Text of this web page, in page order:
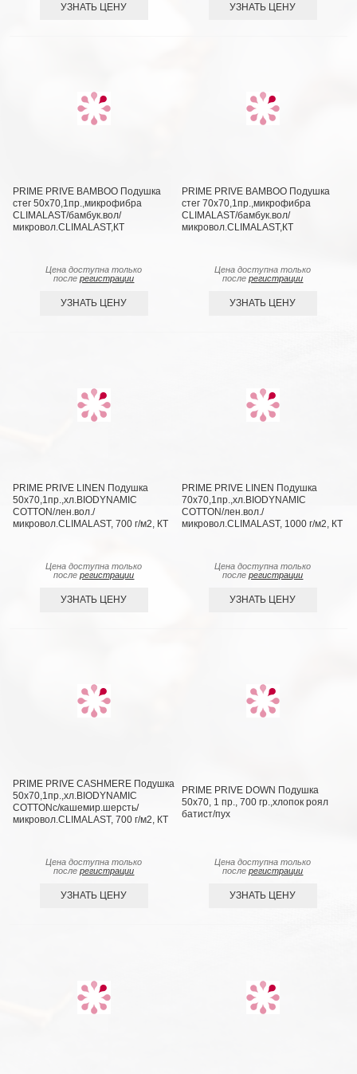
УЗНАТЬ ЦЕНУ УЗНАТЬ ЦЕНУ
PRIME PRIVE BAMBOO Подушка
стег 50х70,1пр.,микрофибра
CLIMALAST/бамбук.вол/
микровол.CLIMALAST,КТ
Цена доступна только
послерегистрации
УЗНАТЬ ЦЕНУ
PRIME PRIVE BAMBOO Подушка
стег 70х70,1пр.,микрофибра
CLIMALAST/бамбук.вол/
микровол.CLIMALAST,КТ
Цена доступна только
послерегистрации
УЗНАТЬ ЦЕНУ
PRIME PRIVE LINEN Подушка
50х70,1пр.,хл.BIODYNAMIC
COTTON/лен.вол./
микровол.CLIMALAST, 700 г/м2, КТ
Цена доступна только
послерегистрации
УЗНАТЬ ЦЕНУ
PRIME PRIVE LINEN Подушка
70х70,1пр.,хл.BIODYNAMIC
COTTON/лен.вол./
микровол.CLIMALAST, 1000 г/м2, КТ
Цена доступна только
послерегистрации
УЗНАТЬ ЦЕНУ
PRIME PRIVE CASHMERE Подушка
50х70,1пр.,хл.BIODYNAMIC
COTTONc/кашемир.шерсть/
микровол.CLIMALAST, 700 г/м2, КТ
Цена доступна только
послерегистрации
УЗНАТЬ ЦЕНУ
PRIME PRIVE DOWN Подушка
50х70, 1 пр., 700 гр.,хлопок роял
батист/пух
Цена доступна только
послерегистрации
УЗНАТЬ ЦЕНУ